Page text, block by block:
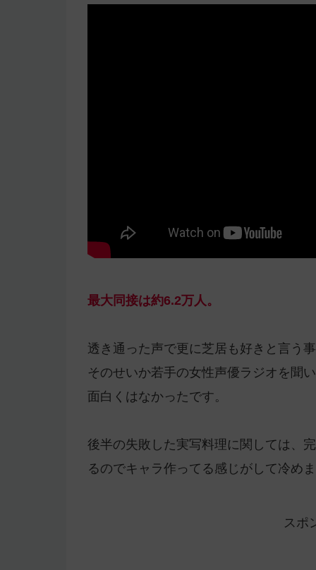
最大同接は約6.2万人。
透き通った声で更に芝居も好きと言う
そのせいか若手の女性声優ラジオを聞
面白くはなかったです。
後半の失敗した実写料理に関しては、
るのでキャラ作ってる感じがして冷め
スポ